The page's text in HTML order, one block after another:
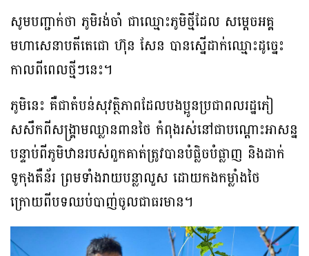
សូមបញ្ជាក់ថា ភូមិរង់ចាំ ជាឈ្មោះភូមិថ្មីដែល សម្តេចអគ្គ
មហាសេនាបតីតេជោ ហ៊ុន សែន បានស្នើដាក់ឈ្មោះដូច្នេះ
កាលពីពេលថ្មីៗនេះ។
ភូមិនេះ គឺជាតំបន់សុវត្ថិភាពដែលបងប្អូនប្រជាពលរដ្ឋភៀ
សសឹកពីសង្គ្រាមឈ្លានពានថៃ កំពុងរស់នៅជាបណ្តោះអាសន្ន
បន្ទាប់ពីភូមិឋានរបស់ពួកគាត់ត្រូវបានបំផ្លិចបំផ្លាញ និងដាក់
ទូកុងតឺន័រ ព្រមទាំងរាយបន្លាលួស ដោយកងកម្លាំងថៃ
ក្រោយពីបទឈប់បាញ់ចូលជាធរមាន។